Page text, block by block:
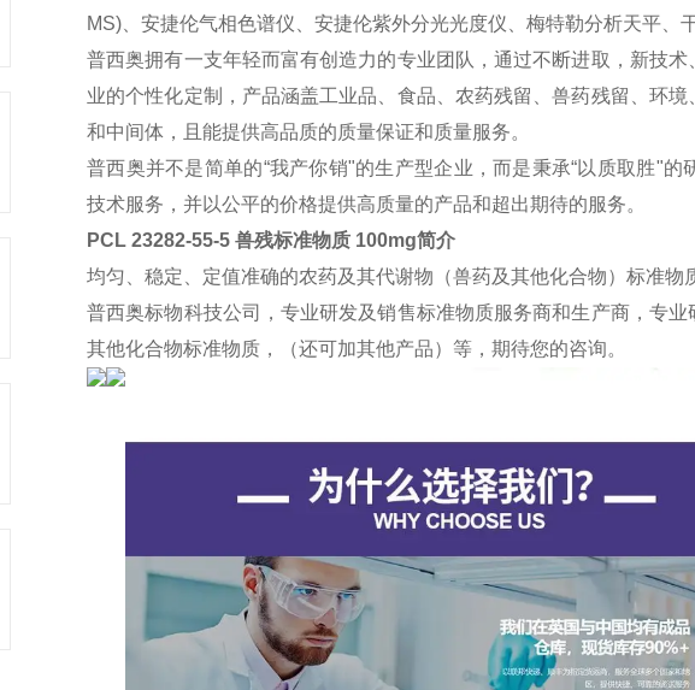
MS)、安捷伦气相色谱仪、安捷伦紫外分光光度仪、梅特勒分析天平、
普西奥拥有一支年轻而富有创造力的专业团队，通过不断进取，新技
业的个性化定制，产品涵盖工业品、食品、农药残留、兽药残留、环
和中间体，且能提供高品质的质量保证和质量服务。
普西奥并不是简单的“我产你销"的生产型企业，而是秉承“以质取胜"
技术服务，并以公平的价格提供高质量的产品和超出期待的服务。
PCL 23282-55-5 兽残标准物质 100mg简介
均匀、稳定、定值准确的农药及其代谢物（兽药及其他化合物）标准物
普西奥标物科技公司，专业研发及销售标准物质服务商和生产商，专
其他化合物标准物质，（还可加其他产品）等，期待您的咨询。